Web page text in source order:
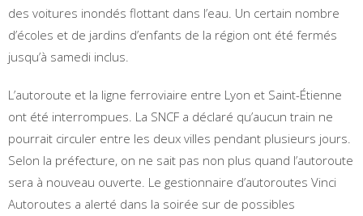
des voitures inondés flottant dans l’eau. Un certain nombre
d’écoles et de jardins d’enfants de la région ont été fermés
jusqu’à samedi inclus.
L’autoroute et la ligne ferroviaire entre Lyon et Saint-Étienne
ont été interrompues. La SNCF a déclaré qu’aucun train ne
pourrait circuler entre les deux villes pendant plusieurs jours.
Selon la préfecture, on ne sait pas non plus quand l’autoroute
sera à nouveau ouverte. Le gestionnaire d’autoroutes Vinci
Autoroutes a alerté dans la soirée sur de possibles